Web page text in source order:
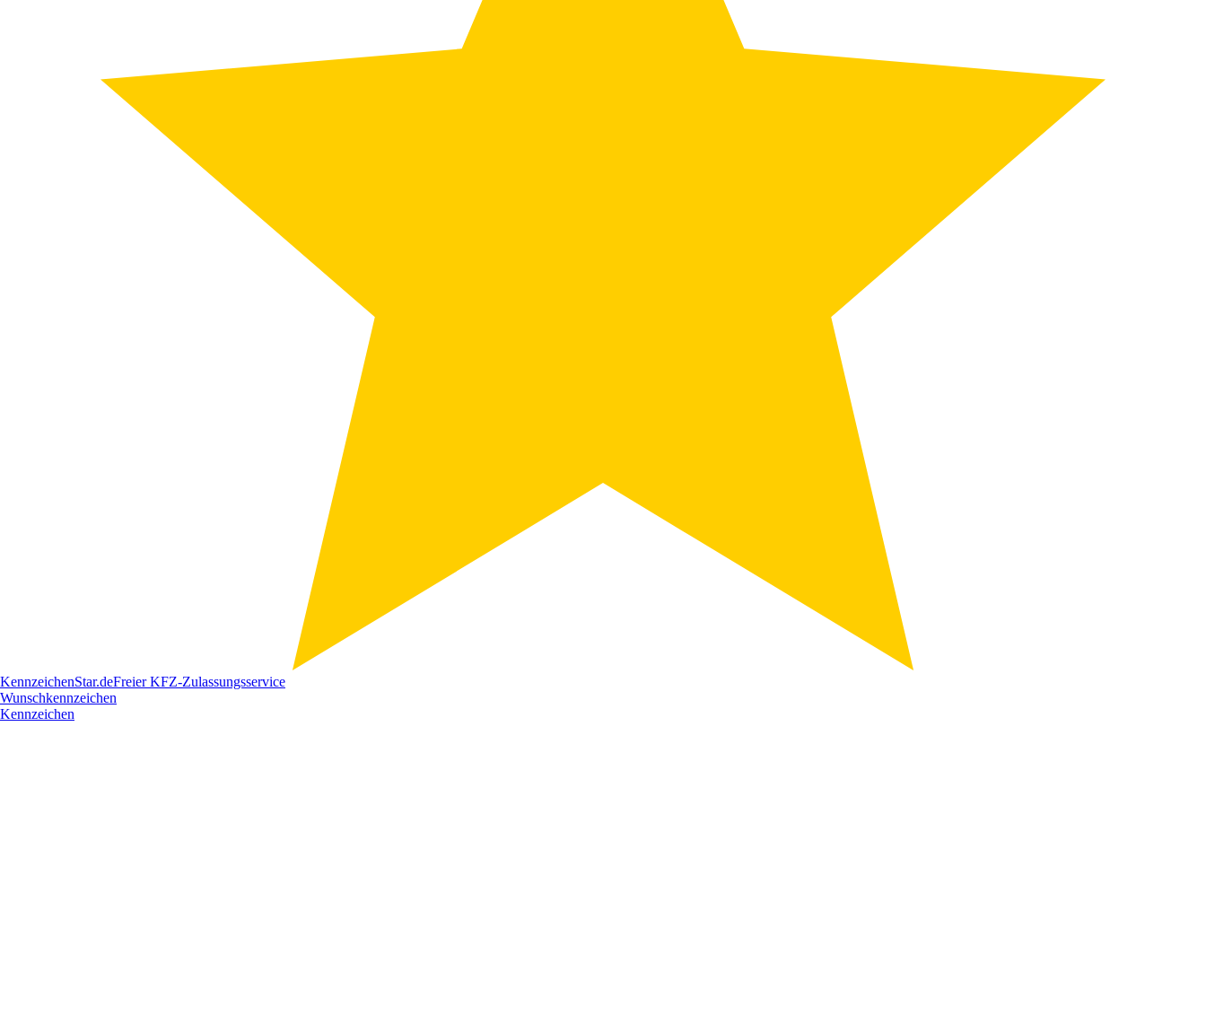
KennzeichenStar.deFreier KFZ-Zulassungsservice
Wunschkennzeichen
Kennzeichen